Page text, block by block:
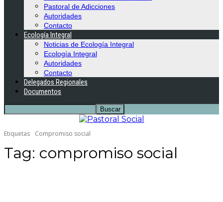
Pastoral de Adicciones
Autoridades
Contacto
Ecología Integral
Noticias de Ecología Integral
Ecología Integral
Autoridades
Contacto
Delegados Regionales
Documentos
Etiquetas Compromiso social
Tag: compromiso social